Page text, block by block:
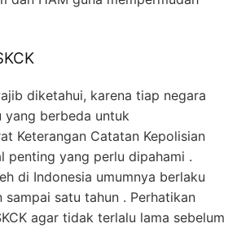
diketahui, karena tiap negara
yang berbeda untuk
Keterangan Catatan Kepolisian
penting yang perlu dipahami .
di Indonesia umumnya berlaku
sampai satu tahun . Perhatikan
agar tidak terlalu lama sebelum